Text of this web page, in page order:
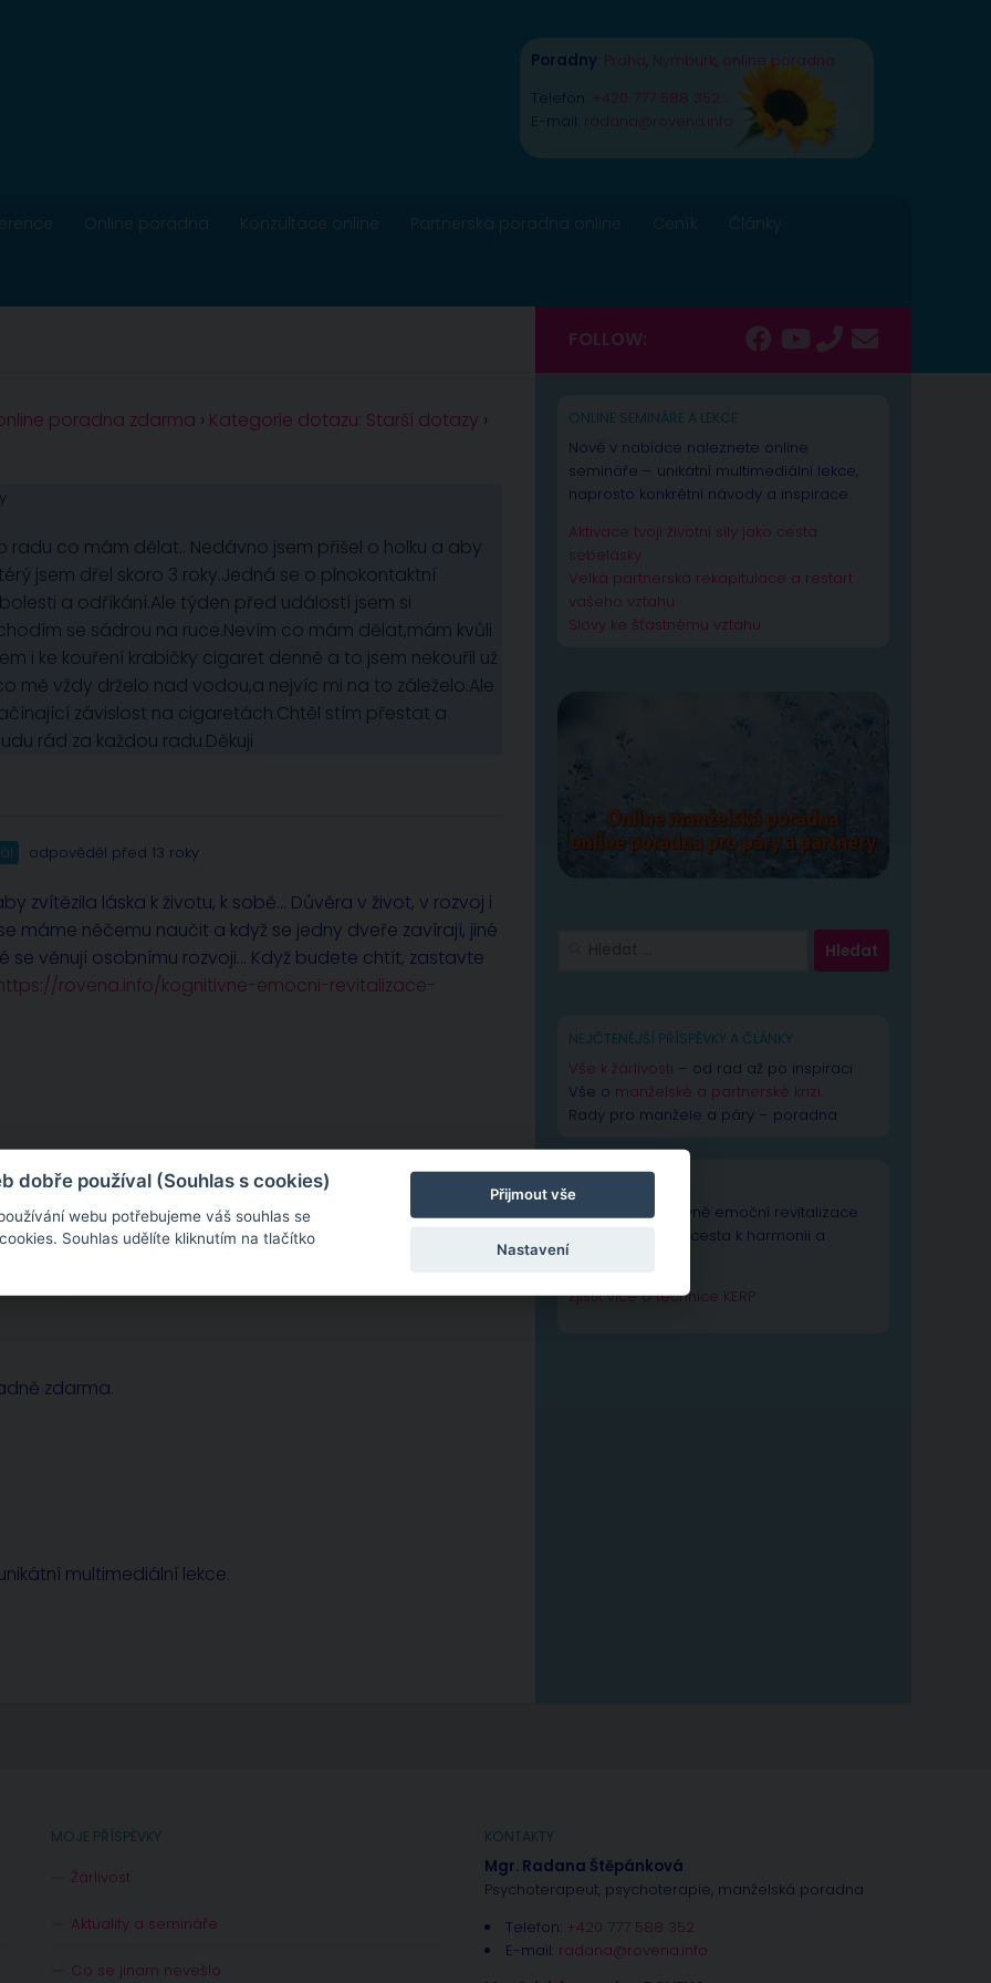
Poradny Praha Nymburk online poradna
Telefon: +420 777 588 352
E-mail: radana@rovena.info
Online poradna Konzultace online Partnerská poradna online Ceník Články
poradna zdarma › Kategorie dotazu: Starší dotazy ›
co mám dělat.. Nedávno jsem přišel o holku a aby
jsem dřel skoro 3 roky.Jedná se o plnokontaktní
a odříkání.Ale týden před událostí jsem si
se sádrou na ruce.Nevím co mám dělat,mám kvůli
i ke kouření krabičky cigaret denně a to jsem nekouřil už
mě vždy drželo nad vodou,a nejvíc mi na to záleželo.Ale
závislost na cigaretách.Chtěl stím přestat a
rád za každou radu.Děkuji
odpověděl před 13 roky
zvítězila láska k životu, k sobě… Důvěra v život, v rozvoj i
máme něčemu naučit a když se jedny dveře zavírají, jiné
se věnují osobnímu rozvoji… Když budete chtít, zastavte
rovena.info/kognitivne-emocni-revitalizace-
zcela konkrétní. Potřebujete-li dohovořit osobní
zdarma.
multimediální lekce.
FOLLOW:
ONLINE SEMINÁŘE A LEKCE
Nově v nabídce naleznete online
semináře – unikátní multimediální lekce,
naprosto konkrétní návody a inspirace.
Aktivace tvojí životní síly jako cesta
sebelásky
Velká partnerská rekapitulace a restart
vašeho vztahu
Slovy ke šťastnému vztahu
NEJČTENĚJŠÍ PŘÍSPĚVKY A ČLÁNKY
Vše k žárlivosti – od rad až po inspiraci
Vše o manželské a partnerské krizi
Rady pro manžele a páry – poradna
Technika Kognitivně emoční revitalizace
psychiky – Vaše cesta k harmonii a
Zjistit více o technice KERP
MOJE PŘÍSPĚVKY
Žárlivost
Aktuality a semináře
Co se jinam nevešlo
KONTAKTY
Mgr. Radana Štěpánková
Psychoterapeut, psychoterapie, manželská poradna
Telefon: +420 777 588 352
E-mail: radana@rovena.info
dobře používal (Souhlas s cookies)
webu potřebujeme váš souhlas se
Souhlas udělíte kliknutím na tlačítko
Přijmout vše
Nastavení